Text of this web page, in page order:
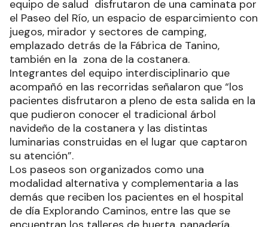
equipo de salud disfrutaron de una caminata por
el Paseo del Río, un espacio de esparcimiento con
juegos, mirador y sectores de camping,
emplazado detrás de la Fábrica de Tanino,
también en la zona de la costanera.
Integrantes del equipo interdisciplinario que
acompañó en las recorridas señalaron que “los
pacientes disfrutaron a pleno de esta salida en la
que pudieron conocer el tradicional árbol
navideño de la costanera y las distintas
luminarias construidas en el lugar que captaron
su atención”.
Los paseos son organizados como una
modalidad alternativa y complementaria a las
demás que reciben los pacientes en el hospital
de día Explorando Caminos, entre las que se